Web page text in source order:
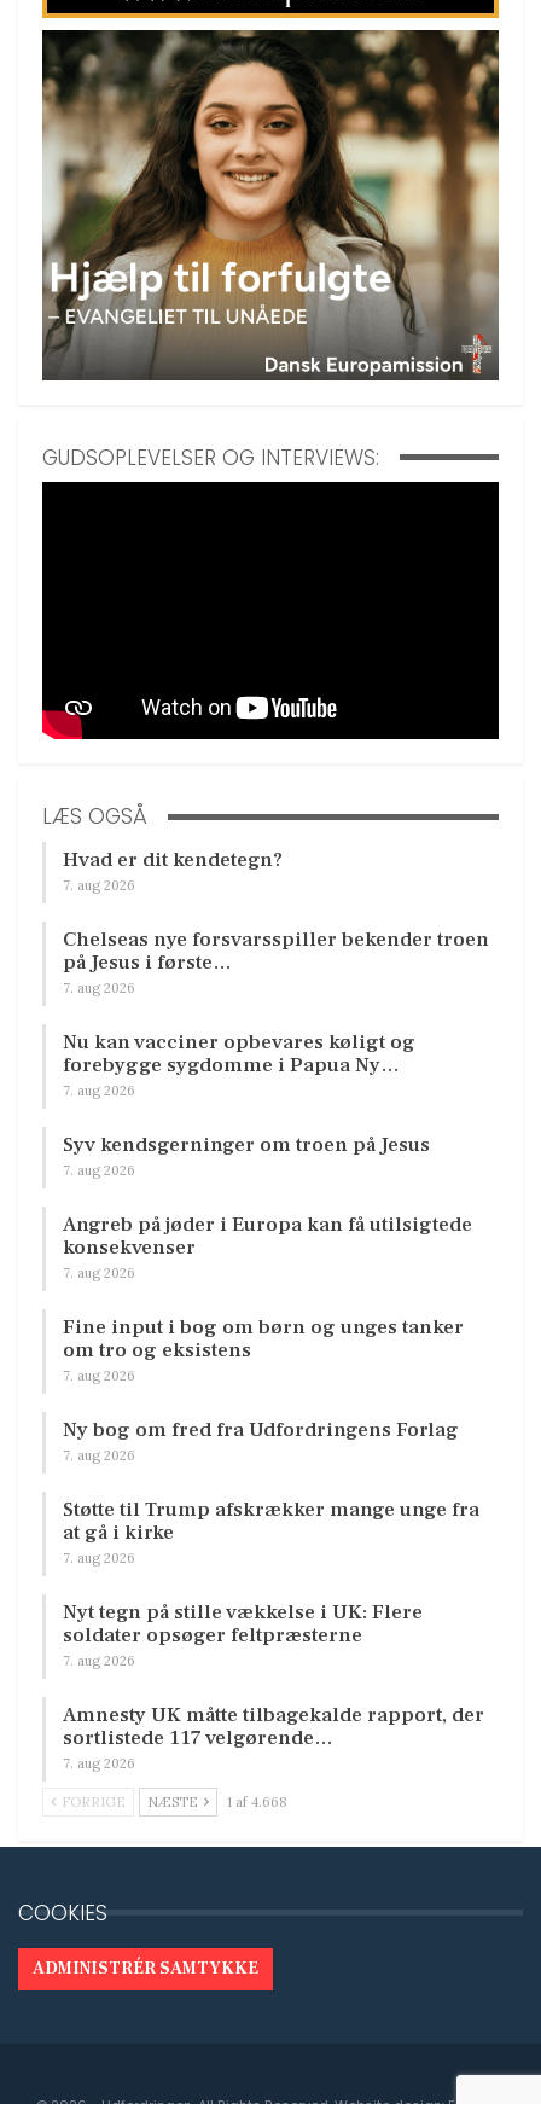
GUDSOPLEVELSER OG INTERVIEWS:
LÆS OGSÅ
Hvad er dit kendetegn?
7. aug 2026
Chelseas nye forsvarsspiller bekender troen
på Jesus i første…
7. aug 2026
Nu kan vacciner opbevares køligt og
forebygge sygdomme i Papua Ny…
7. aug 2026
Syv kendsgerninger om troen på Jesus
7. aug 2026
Angreb på jøder i Europa kan få utilsigtede
konsekvenser
7. aug 2026
Fine input i bog om børn og unges tanker
om tro og eksistens
7. aug 2026
Ny bog om fred fra Udfordringens Forlag
7. aug 2026
Støtte til Trump afskrækker mange unge fra
at gå i kirke
7. aug 2026
Nyt tegn på stille vækkelse i UK: Flere
soldater opsøger feltpræsterne
7. aug 2026
Amnesty UK måtte tilbagekalde rapport, der
sortlistede 117 velgørende…
7. aug 2026
FORRIGE NÆSTE 1 af 4.668
COOKIES
ADMINISTRÉR SAMTYKKE